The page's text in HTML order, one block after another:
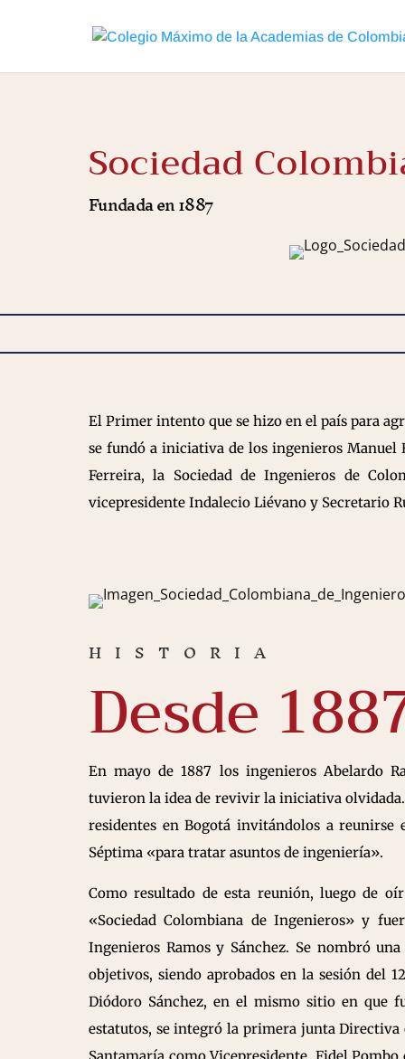
Sociedad
Fundada en 1887
El Primer intento que se hizo en el país para
se fundó a iniciativa de los ingenieros Manuel
Ferreira, la Sociedad de Ingenieros de
vicepresidente Indalecio Liévano y Secretario
HISTORIA
Desde
En mayo de 1887 los ingenieros Abelardo
tuvieron la idea de revivir la iniciativa
residentes en Bogotá invitándolos a
Séptima «para tratar asuntos de ingeniería».
Como resultado de esta reunión, luego de
«Sociedad Colombiana de Ingenieros» y
Ingenieros Ramos y Sánchez. Se nombró
objetivos, siendo aprobados en la sesión del
Diódoro Sánchez, en el mismo sitio en que
estatutos, se integró la primera junta Directiva